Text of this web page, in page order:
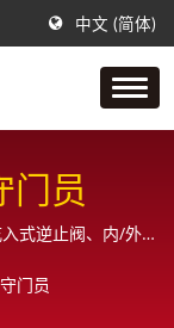
中文 (简体)
门员
式逆止阀、内/外
门员